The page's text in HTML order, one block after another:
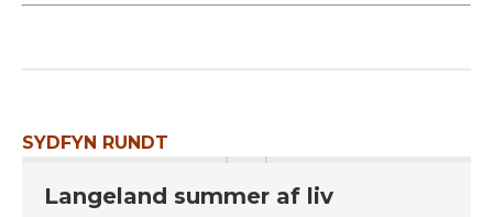
SYDFYN RUNDT
Langeland summer af liv